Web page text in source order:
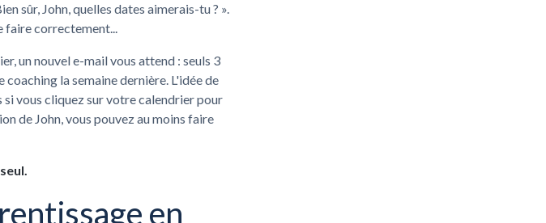
sûr, John, quelles dates aimerais-tu ? ».
faire correctement...
un nouvel e-mail vous attend : seuls 3
coaching la semaine dernière. L'idée de
vous cliquez sur votre calendrier pour
de John, vous pouvez au moins faire
en